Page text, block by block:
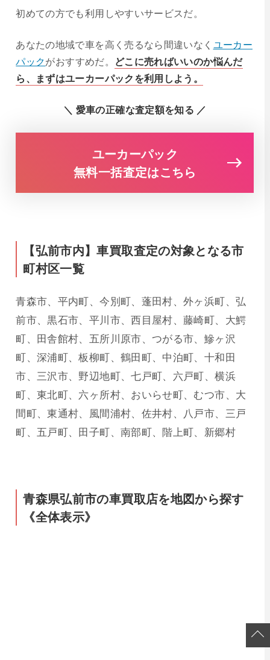
初めての方でも利用しやすいサービスだ。
あなたの地域で車を高く売るなら間違いなく ユーカー
パックがおすすめだ。 どこに売ればいいのか悩んだ
ら、まずはユーカーパックを利用しよう。
＼ 愛車の正確な査定額を知る ／
ユーカーパック
無料一括査定はこちら
【弘前市内】車買取査定の対象となる市
町村区一覧
青森市、平内町、今別町、蓬田村、外ヶ浜町、弘
前市、黒石市、平川市、西目屋村、藤崎町、大鰐
町、田舎館村、五所川原市、つがる市、鰺ヶ沢
町、深浦町、板柳町、鶴田町、中泊町、十和田
市、三沢市、野辺地町、七戸町、六戸町、横浜
町、東北町、六ヶ所村、おいらせ町、むつ市、大
間町、東通村、風間浦村、佐井村、八戸市、三戸
町、五戸町、田子町、南部町、階上町、新郷村
青森県弘前市の車買取店を地図から探す
《全体表示》